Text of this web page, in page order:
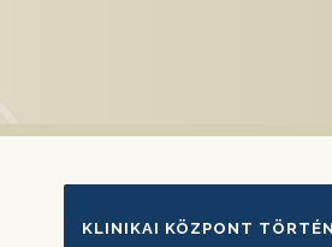
KLINIKAI
KLINIKAI KÖZPONT